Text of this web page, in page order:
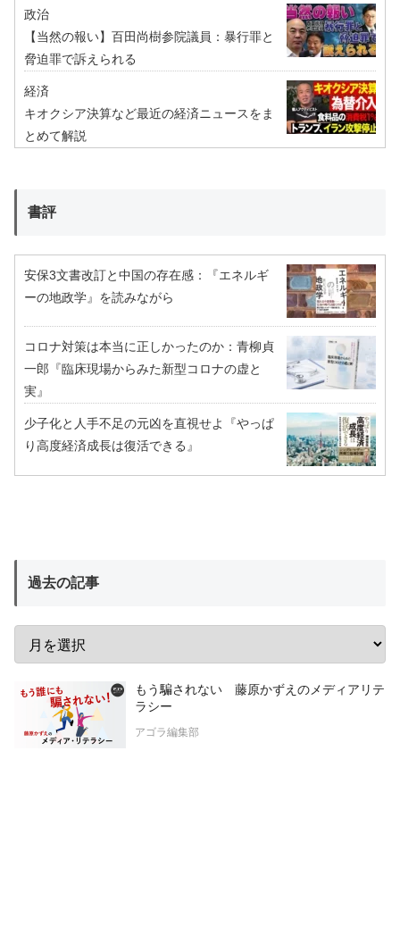
政治
【当然の報い】百田尚樹参院議員：暴行罪と
脅迫罪で訴えられる
経済
キオクシア決算など最近の経済ニュースをま
とめて解説
書評
安保3文書改訂と中国の存在感：『エネルギ
ーの地政学』を読みながら
コロナ対策は本当に正しかったのか：青柳貞
一郎『臨床現場からみた新型コロナの虚と
実』
少子化と人手不足の元凶を直視せよ『やっぱ
り高度経済成長は復活できる』
過去の記事
もう騙されない 藤原かずえのメディアリテ
ラシー
アゴラ編集部